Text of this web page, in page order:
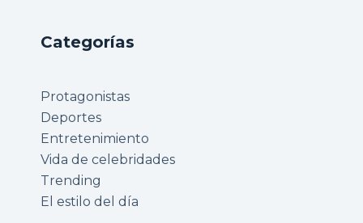
Categorías
Protagonistas
Deportes
Entretenimiento
Vida de celebridades
Trending
El estilo del día